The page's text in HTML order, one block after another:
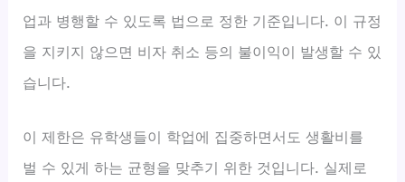
업과 병행할 수 있도록 법으로 정한 기준입니다. 이 규정
을 지키지 않으면 비자 취소 등의 불이익이 발생할 수 있
습니다.
이 제한은 유학생들이 학업에 집중하면서도 생활비를
벌 수 있게 하는 균형을 맞추기 위한 것입니다. 실제로